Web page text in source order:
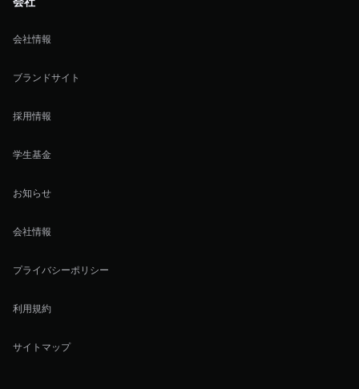
会社情報
ブランドサイト
採用情報
学生基金
お知らせ
会社情報
プライバシーポリシー
利用規約
サイトマップ